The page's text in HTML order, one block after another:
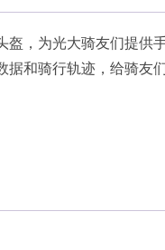
盔，为光大骑友们提供
据和骑行轨迹，给骑友